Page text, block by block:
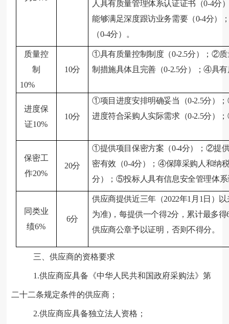
人具有质量管理体系认证证书（0-4
能够满足深度跟访业务需要（0-4分）
（0-4分）。
质量控
制
10%
10分
①具有质量控制制度（0-2.5分）
；②
制措施具体且完善（0-2.5分） ；④具
进度保
证10%
10分
①项目进度安排明确妥当 （0-2.5分）
进度符合采购人实际需求（0-2.5分）
保密工
作20%
20分
①提供项目保密方案 （0-4分） ； ②提
密有效 （0-4分） ；④保障采购人和纳
分）
；⑤投标人具有信息安全管理体
同类业
绩6%
6分
供应商提供近三年（2022年1月1日）
为准)，每提供一个得2分，累计最多
供应商公章予以证明，否则不得分。
三 、供应商的资格要求
1 .供应商应具备《中华人民共和国政府采购法》第
二十二条规定条件的供应商；
2.供应商应具备独立法人资格；